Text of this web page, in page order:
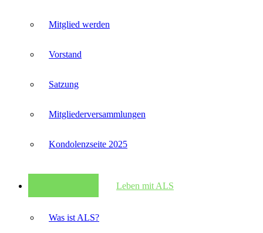
Mitglied werden
Vorstand
Satzung
Mitglieder­versammlungen
Kondolenzseite 2025
Leben mit ALS
Was ist ALS?